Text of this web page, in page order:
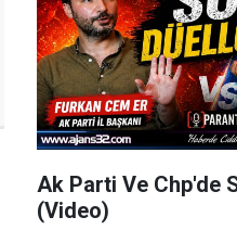
Ak Parti Ve Chp'de
(Video)